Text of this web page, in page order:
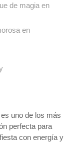
de magia en
en
es uno de los más
perfecta para
con energía y